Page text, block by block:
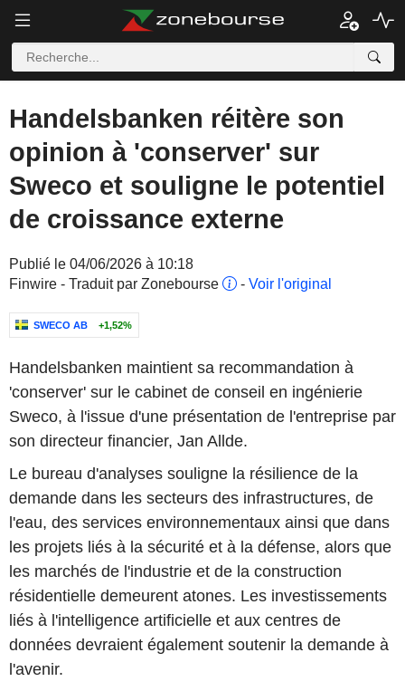
Handelsbanken réitère son
opinion à 'conserver' sur
Sweco et souligne le potentiel
de croissance externe
Publié le 04/06/2026 à 10:18
Finwire - Traduit par Zonebourse
- Voir l'original
SWECO AB +1,52%
Handelsbanken maintient sa recommandation à
'conserver' sur le cabinet de conseil en ingénierie
Sweco, à l'issue d'une présentation de l'entreprise par
son directeur financier, Jan Allde.
Le bureau d'analyses souligne la résilience de la
demande dans les secteurs des infrastructures, de
l'eau, des services environnementaux ainsi que dans
les projets liés à la sécurité et à la défense, alors que
les marchés de l'industrie et de la construction
résidentielle demeurent atones. Les investissements
liés à l'intelligence artificielle et aux centres de
données devraient également soutenir la demande à
l'avenir.